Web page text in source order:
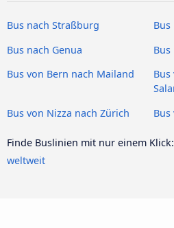
Bus nach Straßburg
Bus nach Genua
Bus
Bus von Bern nach Mailand
Bus von Nizza nach Zürich
Finde Buslinien mit nur einem Klick:
weltweit